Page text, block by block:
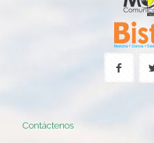
Contáctenos